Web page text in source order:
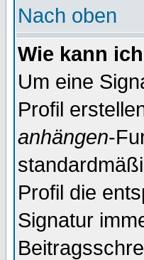
Nach oben
Wie kann
Um eine
Profil
anhängen-
Profil die
Signatur